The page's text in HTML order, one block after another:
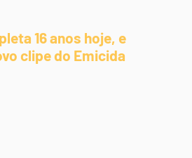
16 anos hoje, e
clipe do Emicida